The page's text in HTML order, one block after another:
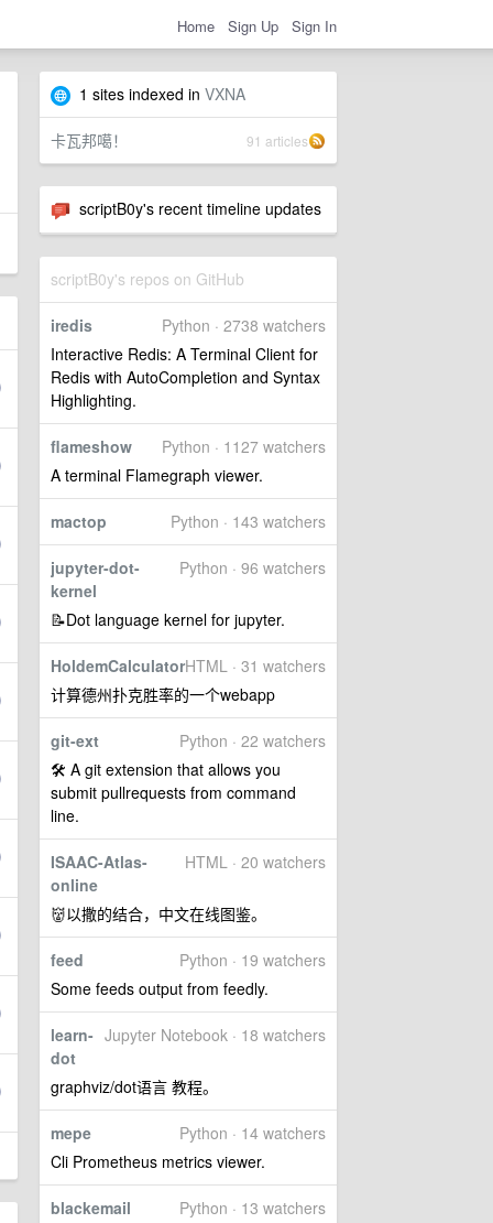
Home Sign Up Sign In
1 sites indexed in VXNA
卡瓦邦噶！ 91 articles
scriptB0y's recent timeline updates
scriptB0y's repos on GitHub
Python · 2738 watchers
iredis
Interactive Redis: A Terminal Client for
Redis with AutoCompletion and Syntax
Highlighting.
Python · 1127 watchers
flameshow
A terminal Flamegraph viewer.
Python · 143 watchers
mactop
Python · 96 watchers
jupyter-dot-
kernel
📝Dot language kernel for jupyter.
HTML · 31 watchers
HoldemCalculator
计算德州扑克胜率的一个webapp
Python · 22 watchers
git-ext
🛠 A git extension that allows you
submit pullrequests from command
line.
HTML · 20 watchers
ISAAC-Atlas-
online
👹以撒的结合，中文在线图鉴。
Python · 19 watchers
feed
Some feeds output from feedly.
Jupyter Notebook · 18 watchers
learn-
dot
graphviz/dot语言 教程。
Python · 14 watchers
mepe
Cli Prometheus metrics viewer.
Python · 13 watchers
blackemail